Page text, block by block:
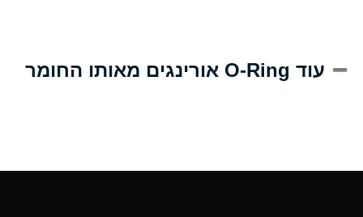
(Aqueous) עוד O-Ring אורינגים מאותו החומר